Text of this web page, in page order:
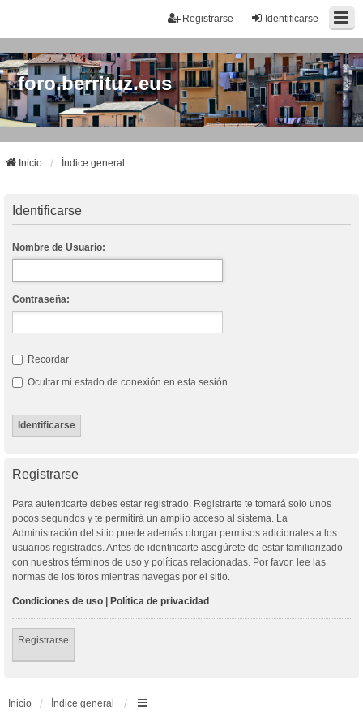
Identificarse
Registrarse
foro.berrituz.eus
Inicio Índice general
Identificarse
Nombre de Usuario:
Contraseña:
Recordar
Ocultar mi estado de conexión en esta sesión
Registrarse
Para autenticarte debes estar registrado. Registrarte te tomará solo unos
pocos segundos y te permitirá un amplio acceso al sistema. La
Administración del sitio puede además otorgar permisos adicionales a los
usuarios registrados. Antes de identificarte asegúrete de estar familiarizado
con nuestros términos de uso y políticas relacionadas. Por favor, lee las
normas de los foros mientras navegas por el sitio.
Condiciones de uso | Política de privacidad
Registrarse
Inicio Índice general